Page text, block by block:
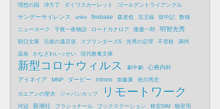
理想の国 冲方丁 ダイワスカーレット ゴールデントライアングル
サンデーサイレンス unko firebase 森達也 京王線 獄中記 数独
ニューヨーク
千夜一夜物語 ロードカナロア 隆慶一郎 明智光秀
朝日文庫 元彼の遺言状 スプリンターズS 光秀の定理 不登校 満州
温泉
かなざわいっせい 現代教養文庫
新型コロナウィルス 劇中劇 心療内科
アイネイア
MNP ダービー mineo 加藤廣 徳川秀忠
カエアンの聖衣
ジャパンカップ リモートワーク
河辺 新潮社 フラショナール ブックステーション 格安SIM 馳星周